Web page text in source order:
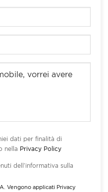
dati per finalità di
nella Privacy Policy
dell’informativa sulla
Vengono applicati Privacy